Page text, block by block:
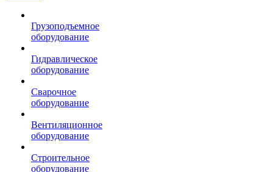
Грузоподъемное
оборудование
Гидравлическое
оборудование
Сварочное
оборудование
Вентиляционное
оборудование
Строительное
оборудование